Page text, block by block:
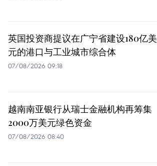
英国投资商提议在广宁省建设180亿美
元的港口与工业城市综合体
07/08/2026 09:18
越南南亚银行从瑞士金融机构再筹集
2000万美元绿色资金
07/08/2026 08:40